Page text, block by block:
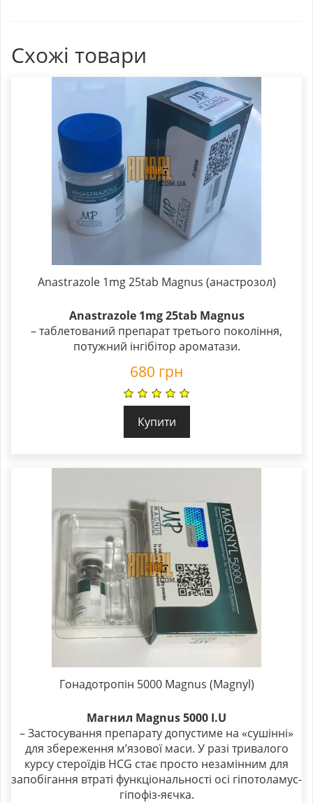
Схожі товари
Anastrazole 1mg 25tab Magnus (анастрозол)
Anastrazole 1mg 25tab Magnus
– таблетований препарат третього покоління,
потужний інгібітор ароматази.
680 грн
Купити
Гонадотропін 5000 Magnus (Magnyl)
Магнил Magnus 5000 I.U
– Застосування препарату допустиме на «сушінні»
для збереження м’язової маси. У разі тривалого
курсу стероїдів HCG стає просто незамінним для
запобігання втраті функціональності осі гіпотоламус-
гіпофіз-яєчка.